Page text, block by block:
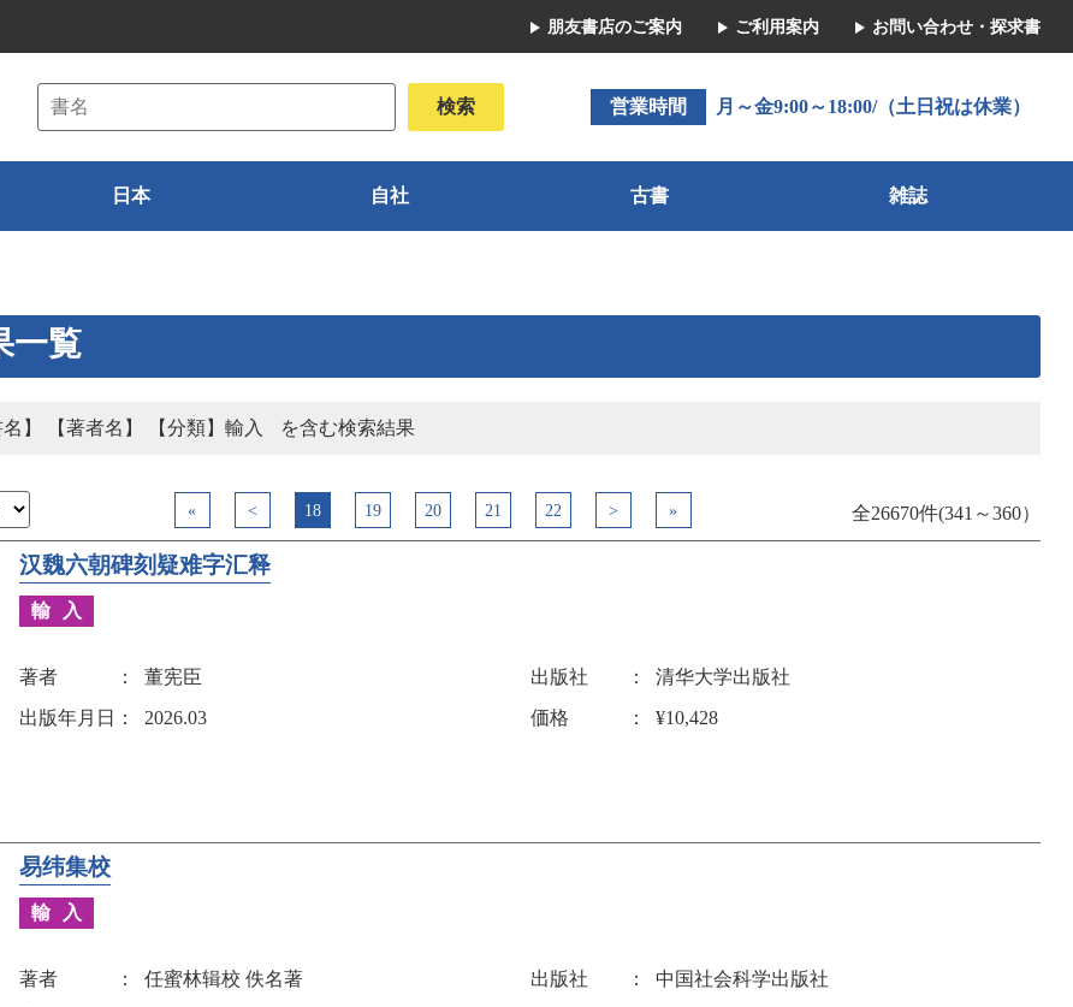
朋友書店のご案内 ご利用案内 お問い合わせ・探求書
営業時間 月～金9:00～18:00/（土日祝は休業）
日本 自社 古書 雑誌
一覧
名】 【著者名】 【分類】輸入 を含む検索結果
« < 18 19 20 21 22 > » 全26670件(341～360）
汉魏六朝碑刻疑难字汇释
輸入
著者 董宪臣 出版社
清华大学出版社
出版年月日
2026.03 価格 ¥10,428
易纬集校
輸入
著者 任蜜林辑校 佚名著 出版社
中国社会科学出版社